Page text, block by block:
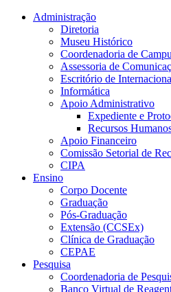
Conteúdo principal Menu principal
Administração
Diretoria
Museu Histórico
Coordenadoria de
Assessoria de
Escritório de
Informática
Apoio Administrativo
Expediente e
Recursos
Apoio Financeiro
Comissão Setorial de
CIPA
Ensino
Corpo Docente
Graduação
Pós-Graduação
Extensão (CCSEx)
Clínica de Graduação
CEPAE
Pesquisa
Coordenadoria de
Banco Virtual de